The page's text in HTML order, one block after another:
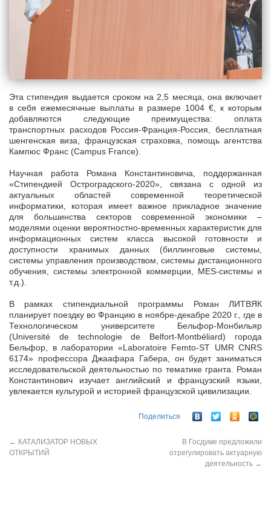
Эта стипендия выдается сроком на 2,5 месяца, она включает
в себя ежемесячные выплаты в размере 1004 €, к которым
добавляются следующие преимущества: оплата
транспортных расходов Россия-Франция-Россия, бесплатная
шенгенская виза, французская страховка, помощь агентства
Кампюс Франс (Campus France).
Научная работа Романа Константиновича, поддержанная
«Стипендией Остроградского-2020», связана с одной из
актуальных областей современной теоретической
информатики, которая имеет важное прикладное значение
для большинства секторов современной экономики –
моделями оценки вероятностно-временных характеристик для
информационных систем класса высокой готовности и
доступности хранимых данных (биллинговые системы,
системы управления производством, системы дистанционного
обучения, системы электронной коммерции, MES-системы и
т.д.).
В рамках стипендиальной программы Роман ЛИТВЯК
планирует поездку во Францию в ноябре-декабре 2020 г., где в
Технологическом университете Бельфор-Монбильяр
(Université de technologie de Belfort-Montbéliard) города
Бельфор, в лаборатории «Laboratoire Femto-ST UMR CNRS
6174» профессора Джаафара Габера, он будет заниматься
исследовательской деятельностью по тематике гранта. Роман
Константинович изучает английский и французский языки,
увлекается культурой и историей французской цивилизации.
Поделиться
← КАТАЛИЗАТОР НОВЫХ
ОТКРЫТИЙ
В Госдуме предложили
отрегулировать актуарную
деятельность →